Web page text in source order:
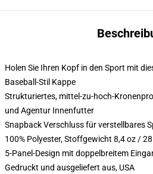
Holen Sie Ihren Kopf in den Sport mit
Baseball-Stil Kappe
Strukturiertes, mittel-zu-hoch-
und Agentur Innenfutter
Snapback Verschluss für verstellbares
100% Polyester, Stoffgewicht 8,4 oz /
5-Panel-Design mit doppelbreitem
Gedruckt und ausgeliefert aus, USA